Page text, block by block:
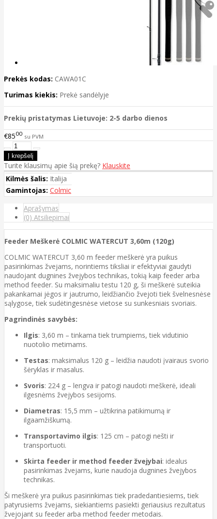
Prekės kodas: CAWA01C
Turimas kiekis: Prekė sandėlyje
Prekių pristatymas Lietuvoje: 2-5 darbo dienos
€8500 su PVM
Turite klausimų apie šią prekę? Klauskite
Kilmės šalis: Italija
Gamintojas: Colmic
Aprašymas
(0) Atsiliepimai
Feeder Meškerė COLMIC WATERCUT 3,60m (120g)
COLMIC WATERCUT 3,60 m feeder meškerė yra puikus
pasirinkimas žvejams, norintiems tiksliai ir efektyviai gaudyti
naudojant dugnines žvejybos technikas, tokią kaip feeder arba
method feeder. Su maksimaliu testu 120 g, ši meškerė suteikia
pakankamai jėgos ir jautrumo, leidžiančio žvejoti tiek švelnesnėse
sąlygose, tiek sudėtingesnėse vietose su sunkesniais svoriais.
Pagrindinės savybės:
Ilgis: 3,60 m – tinkama tiek trumpiems, tiek vidutinio
nuotolio metimams.
Testas: maksimalus 120 g – leidžia naudoti įvairaus svorio
šėryklas ir masalus.
Svoris: 224 g – lengva ir patogi naudoti meškerė, ideali
ilgesnėms žvejybos sesijoms.
Diametras: 15,5 mm – užtikrina patikimumą ir
ilgaamžiškumą.
Transportavimo ilgis: 125 cm – patogi nešti ir
transportuoti.
Skirta feeder ir method feeder žvejybai: idealus
pasirinkimas žvejams, kurie naudoja dugnines žvejybos
technikas.
Ši meškerė yra puikus pasirinkimas tiek pradedantiesiems, tiek
patyrusiems žvejams, siekiantiems pasiekti geriausius rezultatus
žvejojant su feeder arba method feeder metodais.